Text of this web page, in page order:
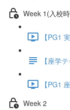
Week 1(入校
【PG1
【座学
【PG1
Week 2